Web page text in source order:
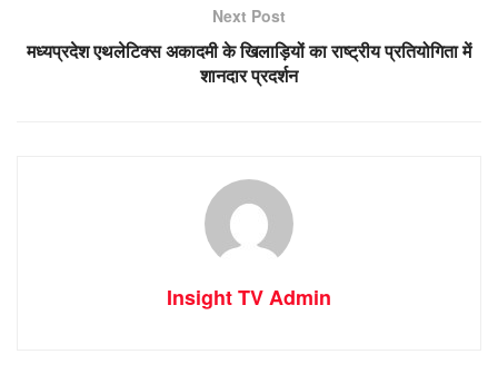
Next Post
मध्यप्रदेश एथलेटिक्स अकादमी के खिलाड़ियों का राष्ट्रीय प्रतियोगिता में
शानदार प्रदर्शन
Insight TV Admin